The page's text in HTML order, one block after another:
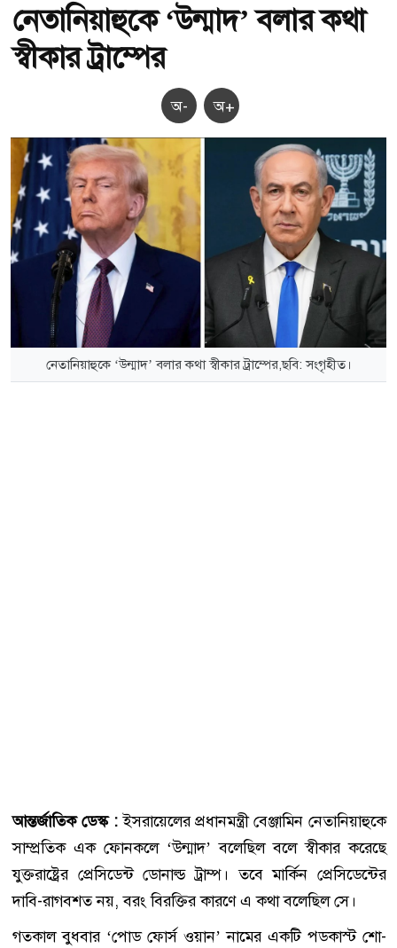
নেতানিয়াহুকে ‘উন্মাদ’ বলার কথা
স্বীকার ট্রাম্পের
অ- অ+
নেতানিয়াহুকে ‘উন্মাদ’ বলার কথা স্বীকার ট্রাম্পের,ছবি: সংগৃহীত।
আন্তর্জাতিক ডেস্ক :ইসরায়েলের প্রধানমন্ত্রী বেঞ্জামিন নেতানিয়াহুকে
সাম্প্রতিক এক ফোনকলে ‘উন্মাদ’ বলেছিল বলে স্বীকার করেছে
যুক্তরাষ্ট্রের প্রেসিডেন্ট ডোনাল্ড ট্রাম্প। তবে মার্কিন প্রেসিডেন্টের
দাবি-রাগবশত নয়, বরং বিরক্তির কারণে এ কথা বলেছিল সে।
গতকাল বুধবার ‘পোড ফোর্স ওয়ান’ নামের একটি পডকাস্ট শো-